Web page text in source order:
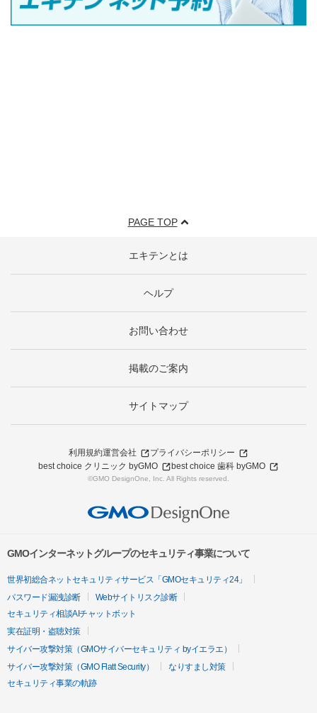
PAGE TOP
エキテンとは
ヘルプ
お問い合わせ
掲載のご案内
サイトマップ
利用規約運営会社
プライバシーポリシー
best choice クリニック byGMO
best choice 歯科 byGMO
©GMO DesignOne, Inc. All Rights reserved.
GMOインターネットグループのセキュリティ事業について
世界初総合ネットセキュリティサービス「GMOセキュリティ24」
パスワード漏洩診断
Webサイトリスク診断
セキュリティ相談AIチャットボット
実在証明・盗聴対策
サイバー攻撃対策（GMOサイバーセキュリティ byイエラエ）
サイバー攻撃対策（GMO Flatt Security）
なりすまし対策
セキュリティ事業の軌跡